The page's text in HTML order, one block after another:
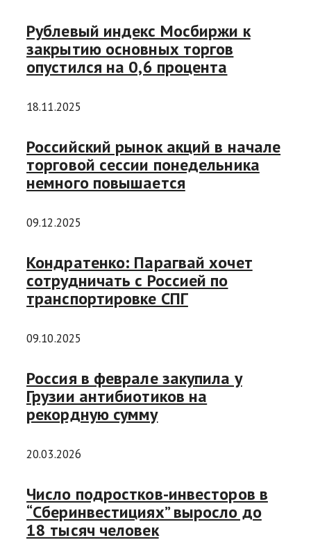
Рублевый индекс Мосбиржи к
закрытию основных торгов
опустился на 0,6 процента
18.11.2025
Российский рынок акций в начале
торговой сессии понедельника
немного повышается
09.12.2025
Кондратенко: Парагвай хочет
сотрудничать с Россией по
транспортировке СПГ
09.10.2025
Россия в феврале закупила у
Грузии антибиотиков на
рекордную сумму
20.03.2026
Число подростков-инвесторов в
“Сберинвестициях” выросло до
18 тысяч человек